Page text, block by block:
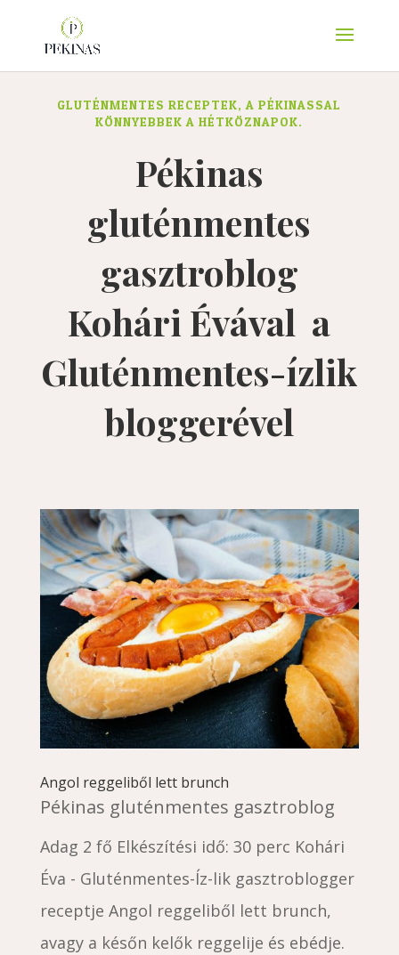
GLUTÉNMENTES RECEPTEK, A PÉKINASSAL
KÖNNYEBBEK A HÉTKÖZNAPOK.
Pékinas
gluténmentes
gasztroblog
Kohári Évával a
Gluténmentes-ízlik
bloggerével
Angol reggeliből lett brunch
Pékinas gluténmentes gasztroblog
Adag 2 fő Elkészítési idő: 30 perc Kohári
Éva - Gluténmentes-Íz-lik gasztroblogger
receptje Angol reggeliből lett brunch,
avagy a későn kelők reggelije és ebédje.